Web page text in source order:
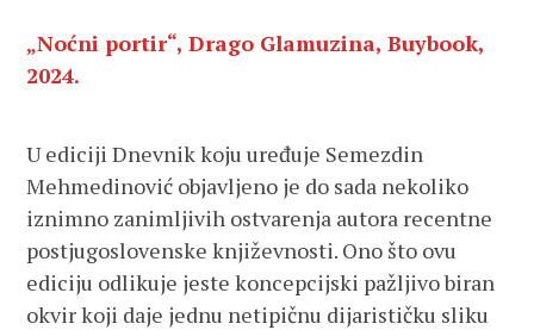
„Noćni portir“, Drago Glamuzina, Buybook,
2024.
U ediciji Dnevnik koju uređuje Semezdin
Mehmedinović objavljeno je do sada nekoliko
iznimno zanimljivih ostvarenja autora recentne
postjugoslovenske književnosti. Ono što ovu
ediciju odlikuje jeste koncepcijski pažljivo biran
okvir koji daje jednu netipičnu dijarističku sliku